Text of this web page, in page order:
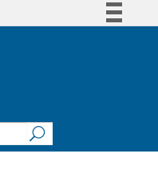
Legislação